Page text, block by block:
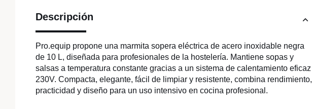
Descripción
Pro.equip propone una marmita sopera eléctrica de acero inoxidable negra
de 10 L, diseñada para profesionales de la hostelería. Mantiene sopas y
salsas a temperatura constante gracias a un sistema de calentamiento eficaz
230V. Compacta, elegante, fácil de limpiar y resistente, combina rendimiento,
practicidad y diseño para un uso intensivo en cocina profesional.